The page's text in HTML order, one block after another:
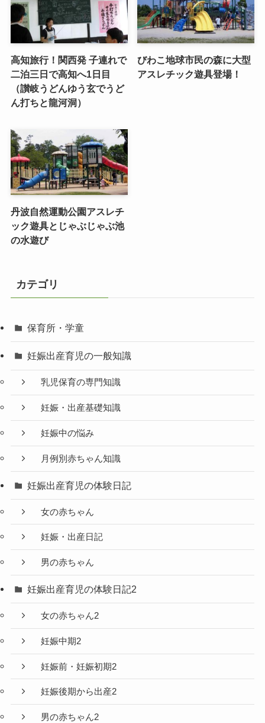
高知旅行！関西発 子連れで
二泊三日で高知へ1日目
（讃岐うどんゆう玄でうど
ん打ちと龍河洞）
びわこ地球市民の森に大型
アスレチック遊具登場！
丹波自然運動公園アスレチ
ック遊具とじゃぶじゃぶ池
の水遊び
カテゴリ
保育所・学童
妊娠出産育児の一般知識
乳児保育の専門知識
妊娠・出産基礎知識
妊娠中の悩み
月例別赤ちゃん知識
妊娠出産育児の体験日記
女の赤ちゃん
妊娠・出産日記
男の赤ちゃん
妊娠出産育児の体験日記2
女の赤ちゃん2
妊娠中期2
妊娠前・妊娠初期2
妊娠後期から出産2
男の赤ちゃん2